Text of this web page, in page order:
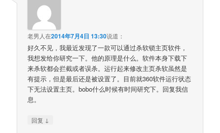
老男人在2014年7月4日 13:30说道：
好久不见，我最近发现了一款可以通过杀软锁主页软件，
我想发给你研究一下。他的原理是什么。软件本身下载下
来杀软都会拦截或者误杀。运行起来修改主页杀软虽然是
有提示，但是最后还是被设置了。目前就360软件运行状态
下无法设置主页。bobo什么时候有时间研究下。回复我信
息。
回复 ↓